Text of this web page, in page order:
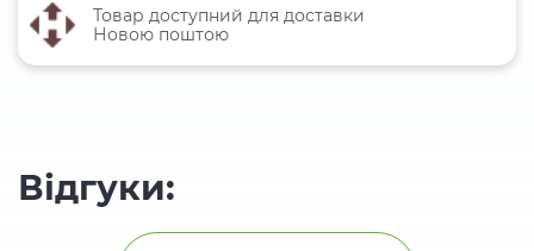
Товар доступний для доставки
Новою поштою
Відгуки: